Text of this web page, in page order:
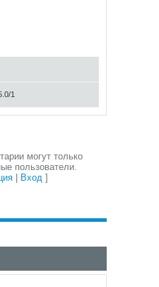
/1
могут только
пользователи.
| Вход]